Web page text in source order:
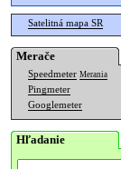
Satelitná mapa SR
Merače
Speedmeter Merania
Pingmeter
Googlemeter
Hľadanie